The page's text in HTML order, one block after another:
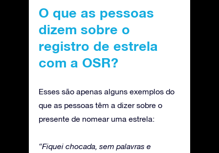
O que as pessoas
dizem sobre o
registro de estrela
com a OSR?
Esses são apenas alguns exemplos do
que as pessoas têm a dizer sobre o
presente de nomear uma estrela:
“Fiquei chocada, sem palavras e